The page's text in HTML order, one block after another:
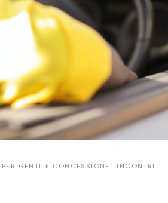
PER GENTILE CONCESSIONE INCONTRI